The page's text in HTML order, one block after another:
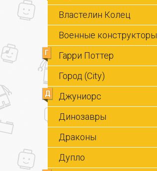
Властелин Колец
Военные конструкторы
Г
Гарри Поттер
Город (City)
Д
Джуниорс
Динозавры
Драконы
Дупло